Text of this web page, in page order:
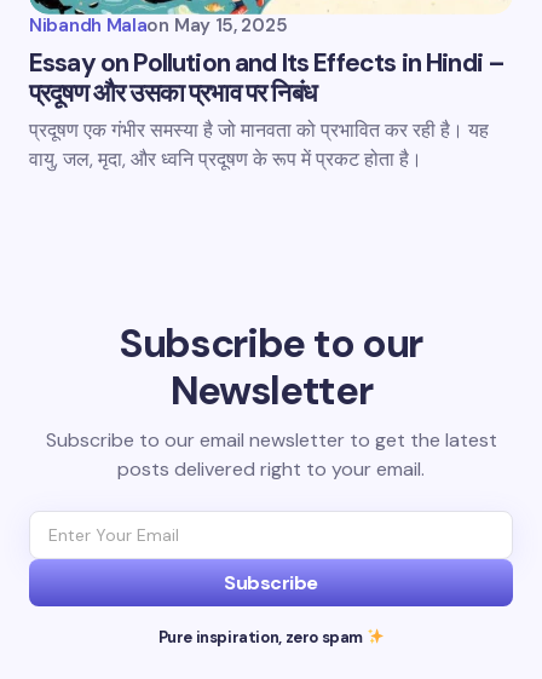
Nibandh Malaon May 15, 2025
Essay on Pollution and Its Effects in Hindi –
प्रदूषण और उसका प्रभाव पर निबंध
प्रदूषण एक गंभीर समस्या है जो मानवता को प्रभावित कर रही है। यह
वायु, जल, मृदा, और ध्वनि प्रदूषण के रूप में प्रकट होता है।
Subscribe to our
Newsletter
Subscribe to our email newsletter to get the latest
posts delivered right to your email.
Subscribe
Pure inspiration, zero spam